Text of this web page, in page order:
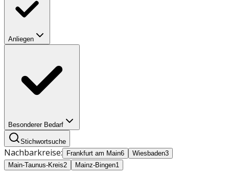
Anliegen
Besonderer Bedarf
Stichwortsuche
Nachbarkreise: Frankfurt am Main6 Wiesbaden3
Main-Taunus-Kreis2 Mainz-Bingen1